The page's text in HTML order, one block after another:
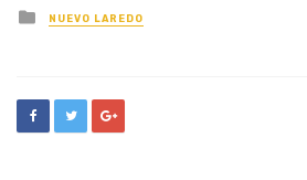
Posted
in
NUEVO LAREDO